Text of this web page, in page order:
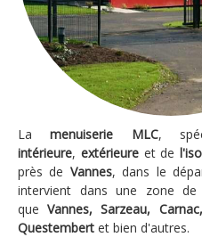
Lamenuiserie MLC,
intérieure, extérieure et de
près de Vannes, dans le
intervient dans une zone
queVannes, Sarzeau,
Questembert et bien d'autres.